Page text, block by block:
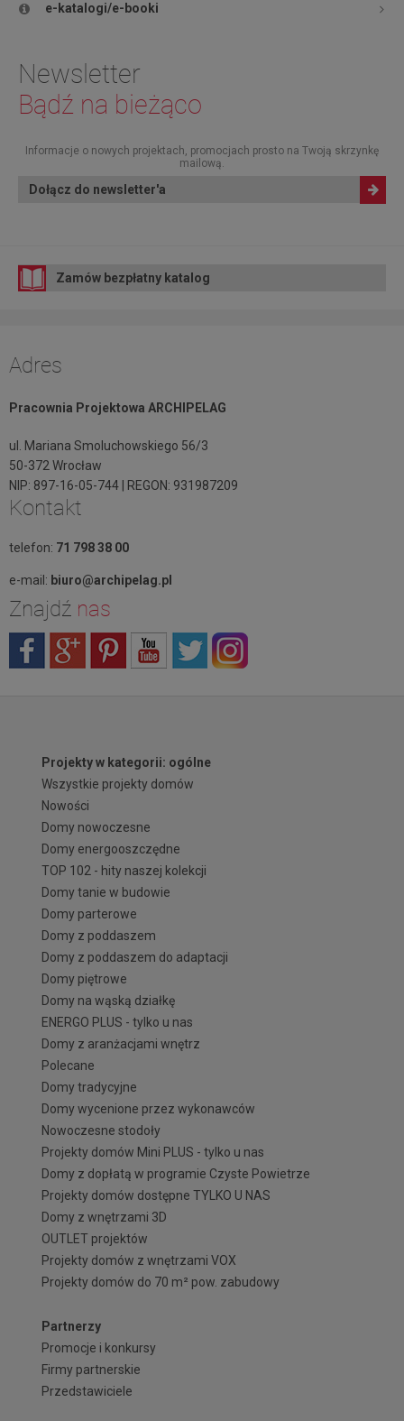
e-katalogi/e-booki
Newsletter
Bądź na bieżąco
Informacje o nowych projektach, promocjach prosto na Twoją skrzynkę
mailową.
Dołącz do newsletter'a
Zamów bezpłatny katalog
Adres
Pracownia Projektowa ARCHIPELAG
ul. Mariana Smoluchowskiego 56/3
50-372 Wrocław
NIP: 897-16-05-744 | REGON: 931987209
Kontakt
telefon: 71 798 38 00
e-mail: biuro@archipelag.pl
Znajdź nas
Projekty w kategorii: ogólne
Wszystkie projekty domów
Nowości
Domy nowoczesne
Domy energooszczędne
TOP 102 - hity naszej kolekcji
Domy tanie w budowie
Domy parterowe
Domy z poddaszem
Domy z poddaszem do adaptacji
Domy piętrowe
Domy na wąską działkę
ENERGO PLUS - tylko u nas
Domy z aranżacjami wnętrz
Polecane
Domy tradycyjne
Domy wycenione przez wykonawców
Nowoczesne stodoły
Projekty domów Mini PLUS - tylko u nas
Domy z dopłatą w programie Czyste Powietrze
Projekty domów dostępne TYLKO U NAS
Domy z wnętrzami 3D
OUTLET projektów
Projekty domów z wnętrzami VOX
Projekty domów do 70 m² pow. zabudowy
Partnerzy
Promocje i konkursy
Firmy partnerskie
Przedstawiciele